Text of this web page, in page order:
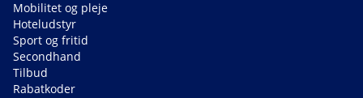
Mobilitet og pleje
Hoteludstyr
Sport og fritid
Secondhand
Tilbud
Rabatkoder